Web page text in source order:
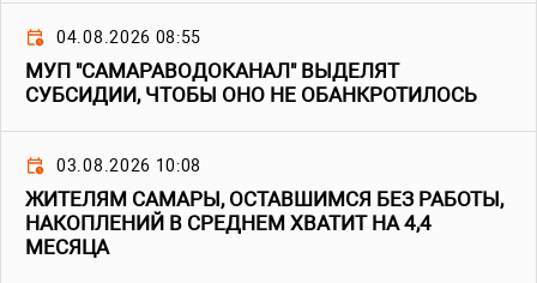
04.08.2026 08:55
МУП "САМАРАВОДОКАНАЛ" ВЫДЕЛЯТ
СУБСИДИИ, ЧТОБЫ ОНО НЕ ОБАНКРОТИЛОСЬ
03.08.2026 10:08
ЖИТЕЛЯМ САМАРЫ, ОСТАВШИМСЯ БЕЗ РАБОТЫ,
НАКОПЛЕНИЙ В СРЕДНЕМ ХВАТИТ НА 4,4
МЕСЯЦА